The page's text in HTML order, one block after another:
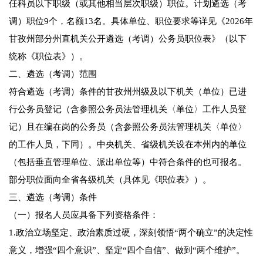
任科员以下职级（或其他相当层次职级）职位。计划遴选（考
调）职位9个，名额13名。具体单位、职位要求等详见《2026年
甘孜州部分州直机关公开遴选（考调）公务员职位表》（以下
统称《职位表》）。
二、遴选（考调）范围
符合遴选（考调）条件的甘孜州州级及以下机关（单位）已进
行公务员登记（含参照公务员法管理机关〈单位〉工作人员登
记）且在编在岗的公务员（含参照公务员法管理机关〈单位〉
的工作人员，下同）。中央机关、省级机关设在本州内的单位
（包括垂直管理单位、派出单位等）中符合条件的也可报名。
部分职位面向全省各级机关（具体见《职位表》）。
三、遴选（考调）条件
（一）报名人员应具备下列资格条件：
1.政治立场坚定、政治素质过硬，深刻领悟“两个确立”的决定性
意义，增强“四个意识”、坚定“四个自信”、做到“两个维护”。